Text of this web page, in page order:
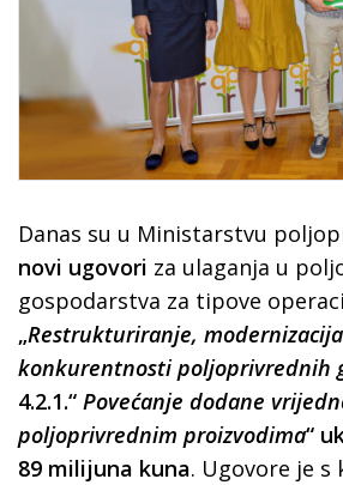
Danas su u Ministarstvu
novi ugovori za ulaganja u
gospodarstva za tipove
„Restrukturiranje,
konkurentnosti poljoprivrednih
4.2.1.“ Povećanje dodane
poljoprivrednim proizvodima“
89 milijuna kuna. Ugovore je s